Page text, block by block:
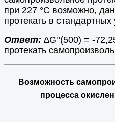
при 227 °С возможно,
протекать в стандартных
Ответ: ∆G°(500) = -
протекать
Возможность
процесса